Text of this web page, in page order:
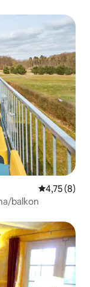
5 üzerinden
4,75 (8)
balkon